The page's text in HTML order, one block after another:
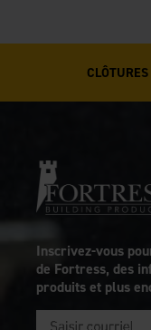
CLÔTURES
Inscrivez-vous
de Fortress, des
produits et plus